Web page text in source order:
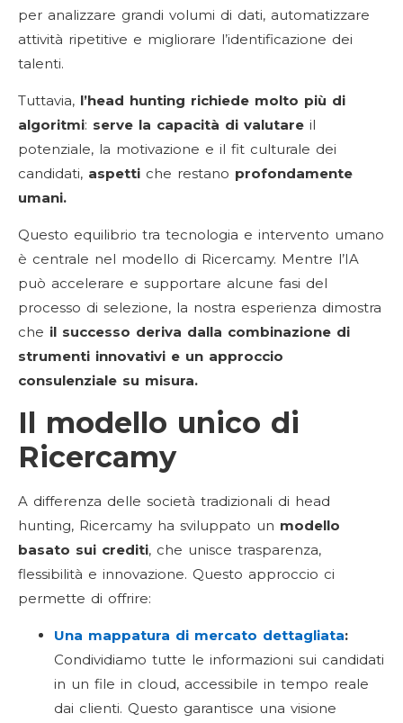
per analizzare grandi volumi di dati, automatizzare
attività ripetitive e migliorare l’identificazione dei
talenti.
Tuttavia, l’head hunting richiede molto più di
algoritmi: serve la capacità di valutare il
potenziale, la motivazione e il fit culturale dei
candidati, aspetti che restano profondamente
umani.
Questo equilibrio tra tecnologia e intervento umano
è centrale nel modello di Ricercamy. Mentre l’IA
può accelerare e supportare alcune fasi del
processo di selezione, la nostra esperienza dimostra
che il successo deriva dalla combinazione di
strumenti innovativi e un approccio
consulenziale su misura.
Il modello unico di
Ricercamy
A differenza delle società tradizionali di head
hunting, Ricercamy ha sviluppato un modello
basato sui crediti, che unisce trasparenza,
flessibilità e innovazione. Questo approccio ci
permette di offrire:
Una mappatura di mercato dettagliata:
Condividiamo tutte le informazioni sui candidati
in un file in cloud, accessibile in tempo reale
dai clienti. Questo garantisce una visione